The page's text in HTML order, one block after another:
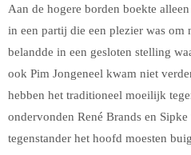
Aan de hogere borden boekte
in een partij die een plezier was om
belandde in een gesloten stelling
ook Pim Jongeneel kwam niet
hebben het traditioneel moeilijk
ondervonden René Brands en
tegenstander het hoofd moesten